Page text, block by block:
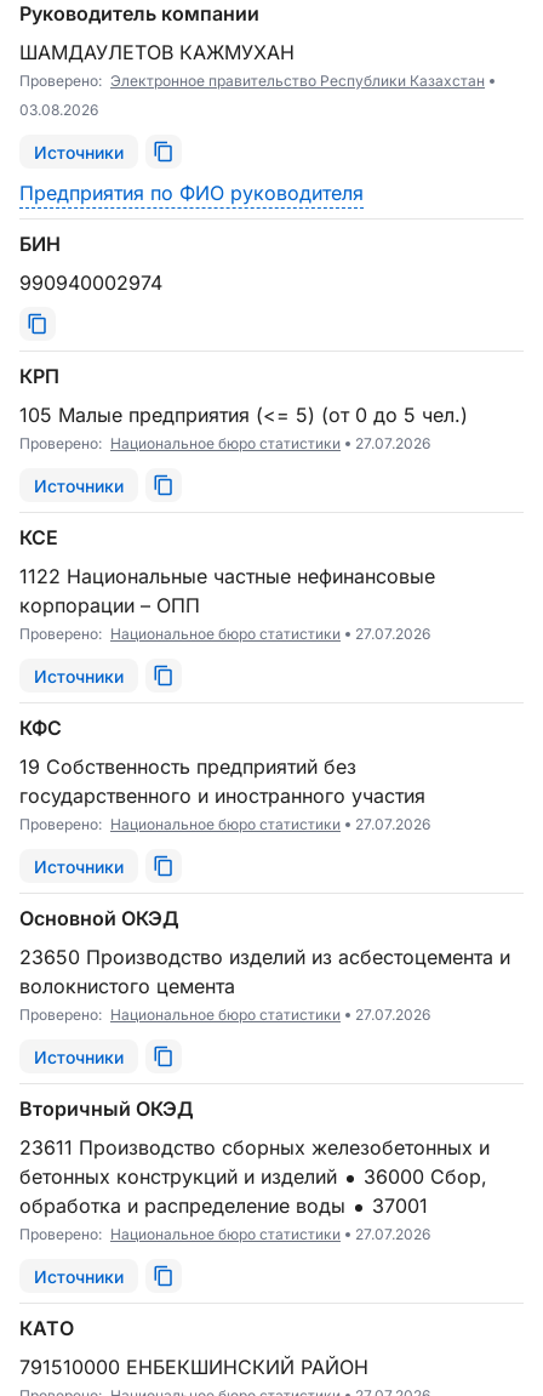
Руководитель компании
ШАМДАУЛЕТОВ КАЖМУХАН
Проверено: Электронное правительство Республики Казахстан
03.08.2026
Источники
Предприятия по ФИО руководителя
БИН
990940002974
КРП
105 Малые предприятия (<= 5) (от 0 до 5 чел.)
Проверено: Национальное бюро статистики 27.07.2026
Источники
КСЕ
1122 Национальные частные нефинансовые
корпорации – ОПП
Проверено: Национальное бюро статистики 27.07.2026
Источники
КФС
19 Собственность предприятий без
государственного и иностранного участия
Проверено: Национальное бюро статистики 27.07.2026
Источники
Основной ОКЭД
23650 Производство изделий из асбестоцемента и
волокнистого цемента
Проверено: Национальное бюро статистики 27.07.2026
Источники
Вторичный ОКЭД
23611 Производство сборных железобетонных и
бетонных конструкций и изделий
36000 Сбор,
обработка и распределение воды
37001
Проверено: Национальное бюро статистики 27.07.2026
Источники
КАТО
791510000 ЕНБЕКШИНСКИЙ РАЙОН